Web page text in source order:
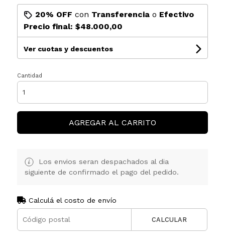
20% OFF con Transferenciao Efectivo
Precio final: $48.000,00
Ver cuotas y descuentos
Cantidad
AGREGAR AL CARRITO
Los envios seran despachados al dia
siguiente de confirmado el pago del pedido.
Calculá el costo de envío
CALCULAR